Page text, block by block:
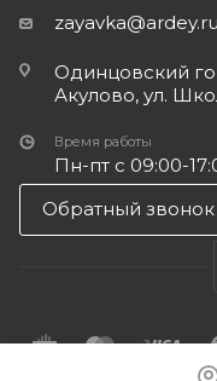
zayavka@ardey.ru
Одинцовский
Акулово, ул.
Время работы
Пн-пт с 09:00-
Обратный звонок